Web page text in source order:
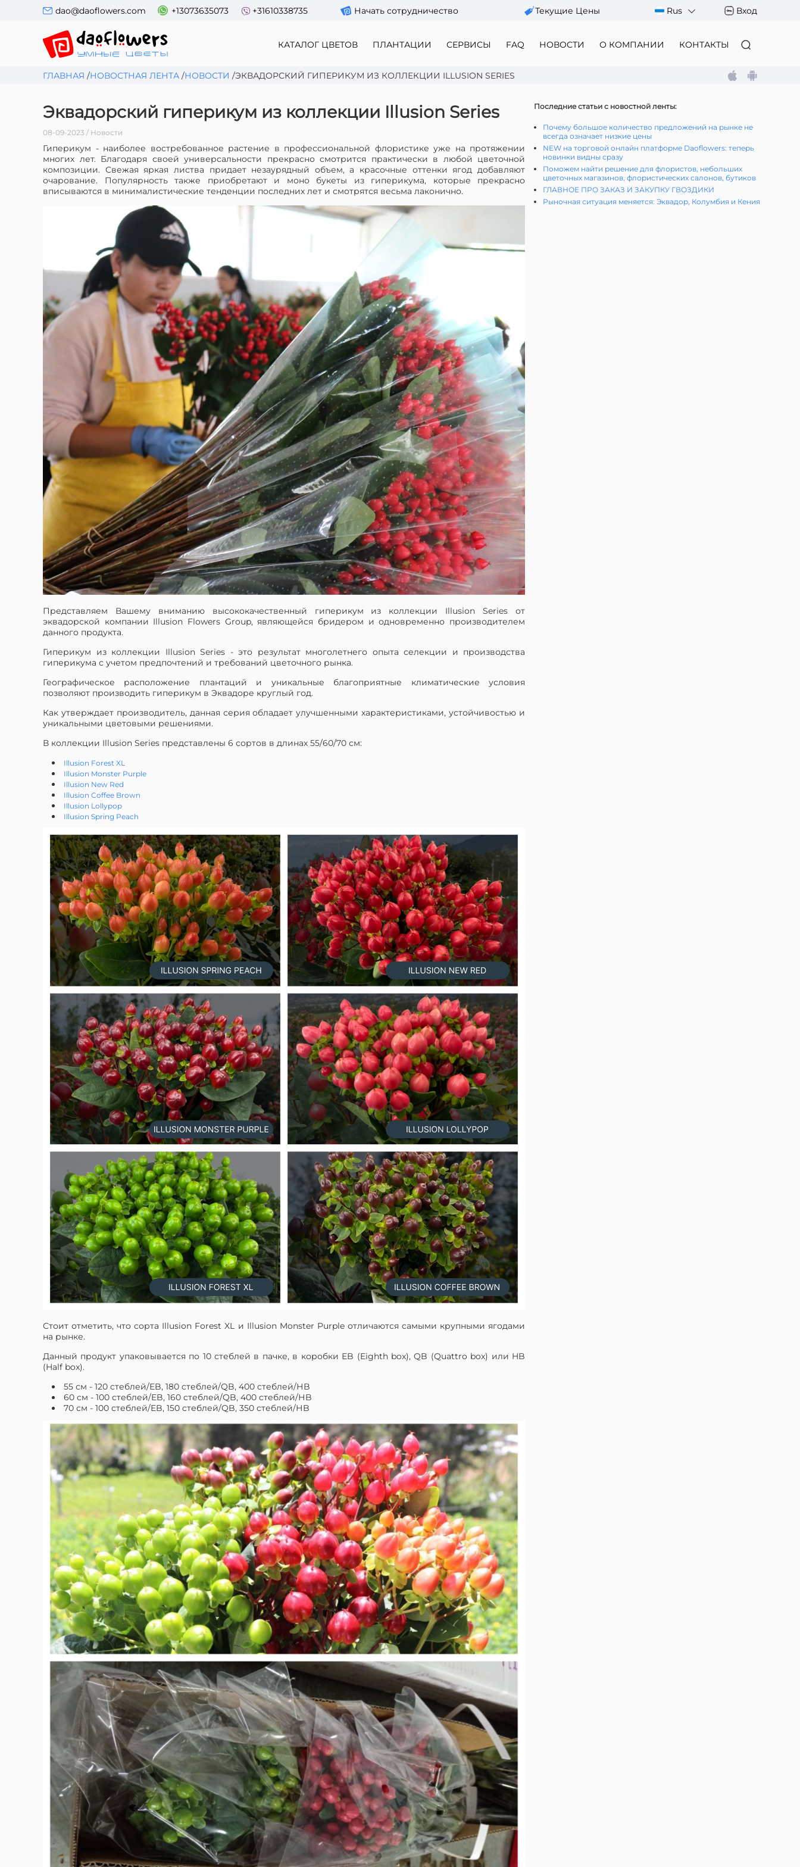
dao@daoflowers.com +13073635073 +31610338735 Начать сотрудничество Текущие Цены Rus Вход
КАТАЛОГ ЦВЕТОВ ПЛАНТАЦИИ СЕРВИСЫ FAQ НОВОСТИ О КОМПАНИИ КОНТАКТЫ
ГЛАВНАЯ /НОВОСТНАЯ ЛЕНТА /НОВОСТИ /ЭКВАДОРСКИЙ ГИПЕРИКУМ ИЗ КОЛЛЕКЦИИ ILLUSION SERIES
Эквадорский гиперикум из коллекции Illusion Series
08-09-2023 / Новости
Гиперикум - наиболее востребованное растение в профессиональной флористике уже на протяжении
многих лет. Благодаря своей универсальности прекрасно смотрится практически в любой цветочной
композиции. Свежая яркая листва придает незаурядный объем, а красочные оттенки ягод добавляют
очарование. Популярность также приобретают и моно букеты из гиперикума, которые прекрасно
вписываются в минималистические тенденции последних лет и смотрятся весьма лаконично.
Представляем Вашему вниманию высококачественный гиперикум из коллекции Illusion Series от
эквадорской компании Illusion Flowers Group, являющейся бридером и одновременно производителем
данного продукта.
Гиперикум из коллекции Illusion Series - это результат многолетнего опыта селекции и производства
гиперикума с учетом предпочтений и требований цветочного рынка.
Географическое расположение плантаций и уникальные благоприятные климатические условия
позволяют производить гиперикум в Эквадоре круглый год.
Как утверждает производитель, данная серия обладает улучшенными характеристиками, устойчивостью и
уникальными цветовыми решениями.
В коллекции Illusion Series представлены 6 сортов в длинах 55/60/70 см:
Illusion Forest XL
Illusion Monster Purple
Illusion New Red
Illusion Coffee Brown
Illusion Lollypop
Illusion Spring Peach
Стоит отметить, что сорта Illusion Forest XL и Illusion Monster Purple отличаются самыми крупными ягодами
на рынке.
Данный продукт упаковывается по 10 стеблей в пачке, в коробки EB (Eighth box), QB (Quattro box) или HB
(Half box).
55 см - 120 cтеблей/EB, 180 cтеблей/QB, 400 cтеблей/НB
60 см - 100 cтеблей/EB, 160 cтеблей/QB, 400 cтеблей/НB
70 см - 100 cтеблей/EB, 150 cтеблей/QB, 350 cтеблей/НB
Последние статьи с новостной ленты:
Почему большое количество предложений на рынке не
всегда означает низкие цены
NEW на торговой онлайн платформе Daoflowers: теперь
новинки видны сразу
Поможем найти решение для флористов, небольших
цветочных магазинов, флористических салонов, бутиков
ГЛАВНОЕ ПРО ЗАКАЗ И ЗАКУПКУ ГВОЗДИКИ
Рыночная ситуация меняется: Эквадор, Колумбия и Кения